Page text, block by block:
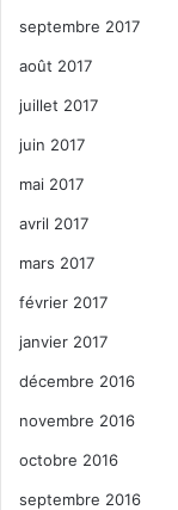
septembre 2017
août 2017
juillet 2017
juin 2017
mai 2017
avril 2017
mars 2017
février 2017
janvier 2017
décembre 2016
novembre 2016
octobre 2016
septembre 2016